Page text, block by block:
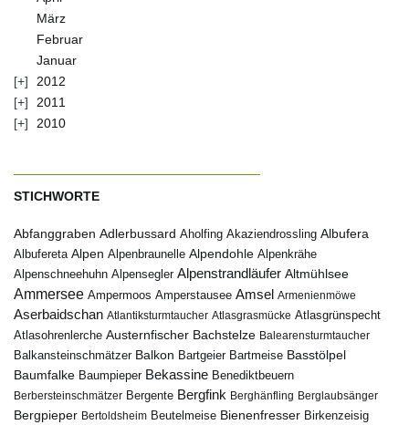
März
Februar
Januar
2012
2011
2010
STICHWORTE
Abfanggraben Adlerbussard Aholfing Akaziendrossling Albufera
Albufereta Alpen Alpenbraunelle Alpendohle Alpenkrähe
Alpenschneehuhn Alpensegler Alpenstrandläufer Altmühlsee
Ammersee Ampermoos Amperstausee Amsel Armenienmöwe
Aserbaidschan Atlantiksturmtaucher Atlasgrasmücke Atlasgrünspecht
Atlasohrenlerche Austernfischer Bachstelze Balearensturmtaucher
Balkansteinschmätzer Balkon Bartgeier Bartmeise Basstölpel
Baumfalke Baumpieper Bekassine Benediktbeuern
Berbersteinschmätzer Bergente Bergfink Berghänfling Berglaubsänger
Bergpieper Bertoldsheim Beutelmeise Bienenfresser Birkenzeisig